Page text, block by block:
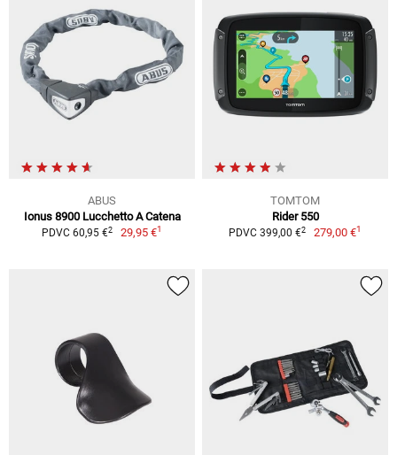
ABUS
Ionus 8900 Lucchetto A Catena
PDVC 60,95 €2 29,95 €1
TOMTOM
Rider 550
PDVC 399,00 €2 279,00 €1